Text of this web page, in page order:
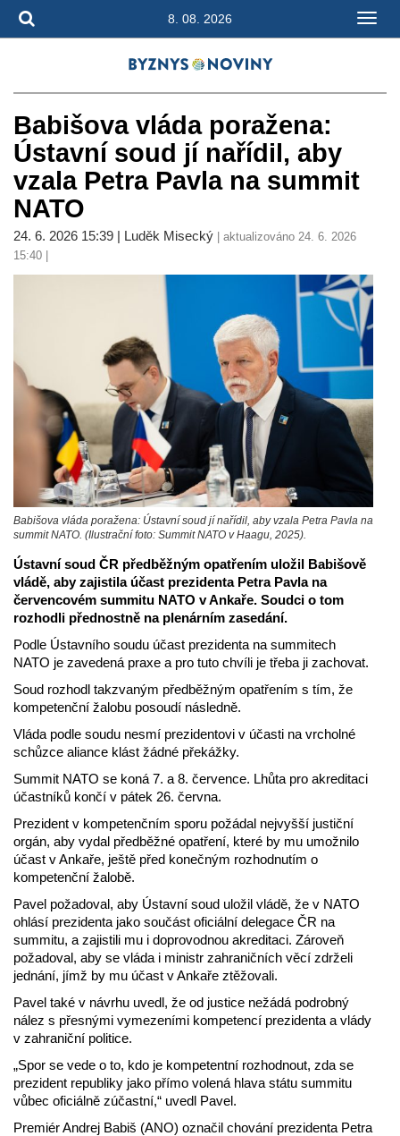
8. 08. 2026
Babišova vláda poražena:
Ústavní soud jí nařídil, aby
vzala Petra Pavla na summit
NATO
24. 6. 2026 15:39 | Luděk Misecký | aktualizováno 24. 6. 2026
15:40 |
Babišova vláda poražena: Ústavní soud jí nařídil, aby vzala Petra Pavla na
summit NATO. (Ilustrační foto: Summit NATO v Haagu, 2025).
Ústavní soud ČR předběžným opatřením uložil Babišově
vládě, aby zajistila účast prezidenta Petra Pavla na
červencovém summitu NATO v Ankaře. Soudci o tom
rozhodli přednostně na plenárním zasedání.
Podle Ústavního soudu účast prezidenta na summitech
NATO je zavedená praxe a pro tuto chvíli je třeba ji zachovat.
Soud rozhodl takzvaným předběžným opatřením s tím, že
kompetenční žalobu posoudí následně.
Vláda podle soudu nesmí prezidentovi v účasti na vrcholné
schůzce aliance klást žádné překážky.
Summit NATO se koná 7. a 8. července. Lhůta pro akreditaci
účastníků končí v pátek 26. června.
Prezident v kompetenčním sporu požádal nejvyšší justiční
orgán, aby vydal předběžné opatření, které by mu umožnilo
účast v Ankaře, ještě před konečným rozhodnutím o
kompetenční žalobě.
Pavel požadoval, aby Ústavní soud uložil vládě, že v NATO
ohlásí prezidenta jako součást oficiální delegace ČR na
summitu, a zajistili mu i doprovodnou akreditaci. Zároveň
požadoval, aby se vláda i ministr zahraničních věcí zdrželi
jednání, jímž by mu účast v Ankaře ztěžovali.
Pavel také v návrhu uvedl, že od justice nežádá podrobný
nález s přesnými vymezeními kompetencí prezidenta a vlády
v zahraniční politice.
„Spor se vede o to, kdo je kompetentní rozhodnout, zda se
prezident republiky jako přímo volená hlava státu summitu
vůbec oficiálně zúčastní,“ uvedl Pavel.
Premiér Andrej Babiš (ANO) označil chování prezidenta Petra